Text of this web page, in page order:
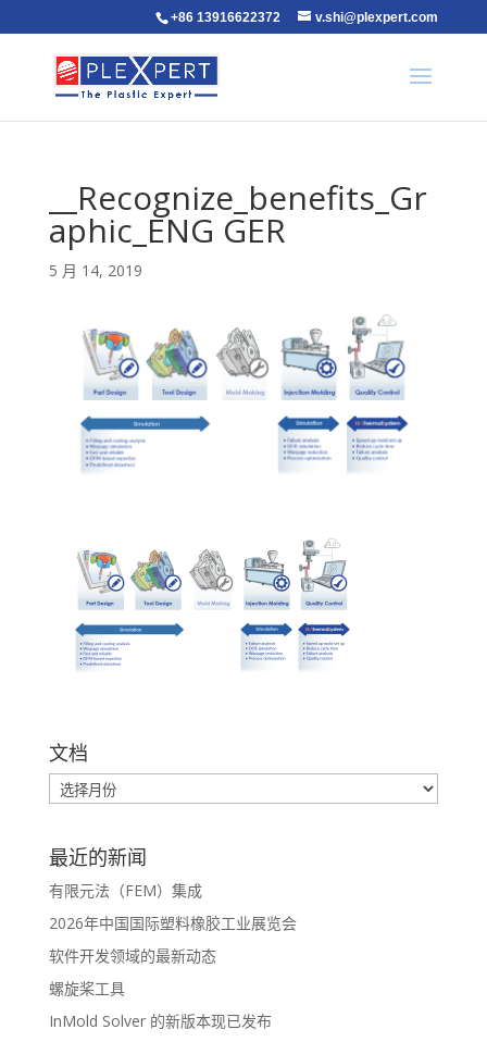
+86 13916622372 v.shi@plexpert.com
__Recognize_benefits_Gr
aphic_ENG GER
5 月 14, 2019
文档
最近的新闻
有限元法（FEM）集成
2026年中国国际塑料橡胶工业展览会
软件开发领域的最新动态
螺旋桨工具
InMold Solver 的新版本现已发布